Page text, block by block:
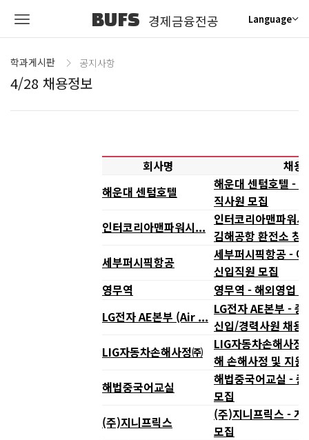
BUFS 경제금융전공 Language
학과게시판 공지사항
4/28 채용정보
회사명
채용
해운대 센텀호텔
해운대 센텀호텔 -
직사원 모집
인터코리아맨파워시... 인터코리아맨파워
김해공항 환전소 창
세부퍼시픽항공
세부퍼시픽항공 -
신입직원 모집
영무역
영무역 - 해외영업
LG전자 AE본부 (Air ... LG전자 AE본부 -
신입/경력사원 채용
LIG자동차손해사정㈜
LIG자동차손해사
해 손해사정 및 지원
해법중국어교실
해법중국어교실 -
모집
(주)지니프릭스
(주)지니프릭스 - 게
모집